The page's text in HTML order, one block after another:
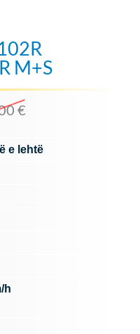
M+S
€
e lehtë
h